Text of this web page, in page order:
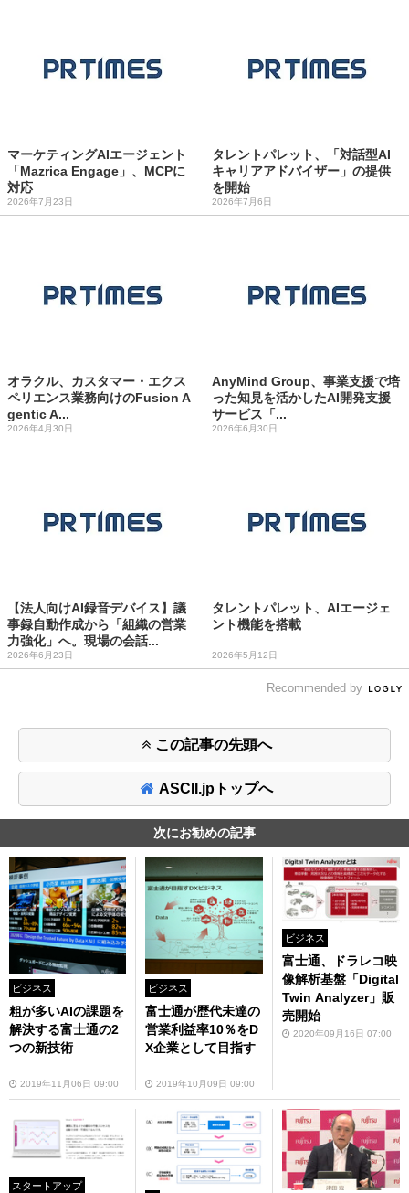
マーケティングAIエージェント
「Mazrica Engage」、MCPに
対応
2026年7月23日
タレントパレット、「対話型AI
キャリアアドバイザー」の提供
を開始
2026年7月6日
オラクル、カスタマー・エクス
ペリエンス業務向けのFusion A
gentic A...
2026年4月30日
AnyMind Group、事業支援で培
った知見を活かしたAI開発支援
サービス「...
2026年6月30日
【法人向けAI録音デバイス】議
事録自動作成から「組織の営業
力強化」へ。現場の会話...
2026年6月23日
タレントパレット、AIエージェ
ント機能を搭載
2026年5月12日
Recommended by
この記事の先頭へ
ASCII.jpトップへ
次にお勧めの記事
ビジネス
粗が多いAIの課題を
解決する富士通の2
つの新技術
2019年11月06日 09:00
ビジネス
富士通が歴代未達の
営業利益率10％をD
X企業として目指す
2019年10月09日 09:00
ビジネス
富士通、ドラレコ映
像解析基盤「Digital
Twin Analyzer」販
売開始
2020年09月16日 07:00
スタートアップ